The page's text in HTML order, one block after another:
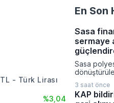
TL - Türk Lirası
%3,04
En Son
Sasa
sermaye
Sasa
tutarındaki
artırımı
3 saat önce
KAP